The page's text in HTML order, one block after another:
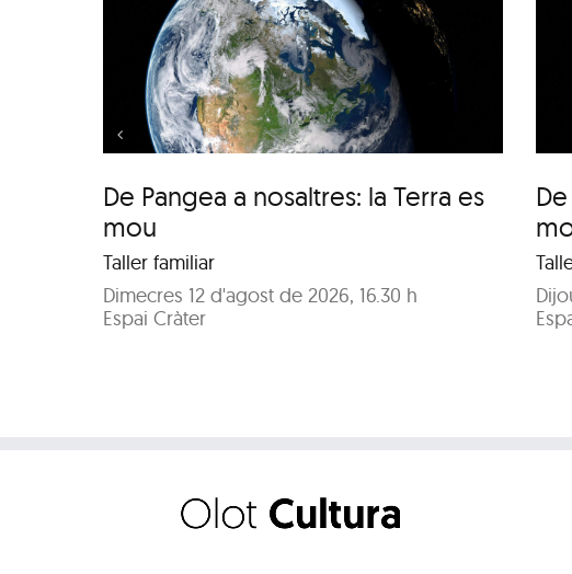
De Pangea a nosaltres: la Terra es
mou
Taller familiar
Dimecres 12 d'agost de 2026, 16.30 h
Espai Cràter
De Pangea a nosaltres:
la Terra es mou